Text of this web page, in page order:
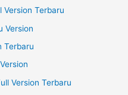
Version Terbaru
Version
Terbaru
Version Terbaru